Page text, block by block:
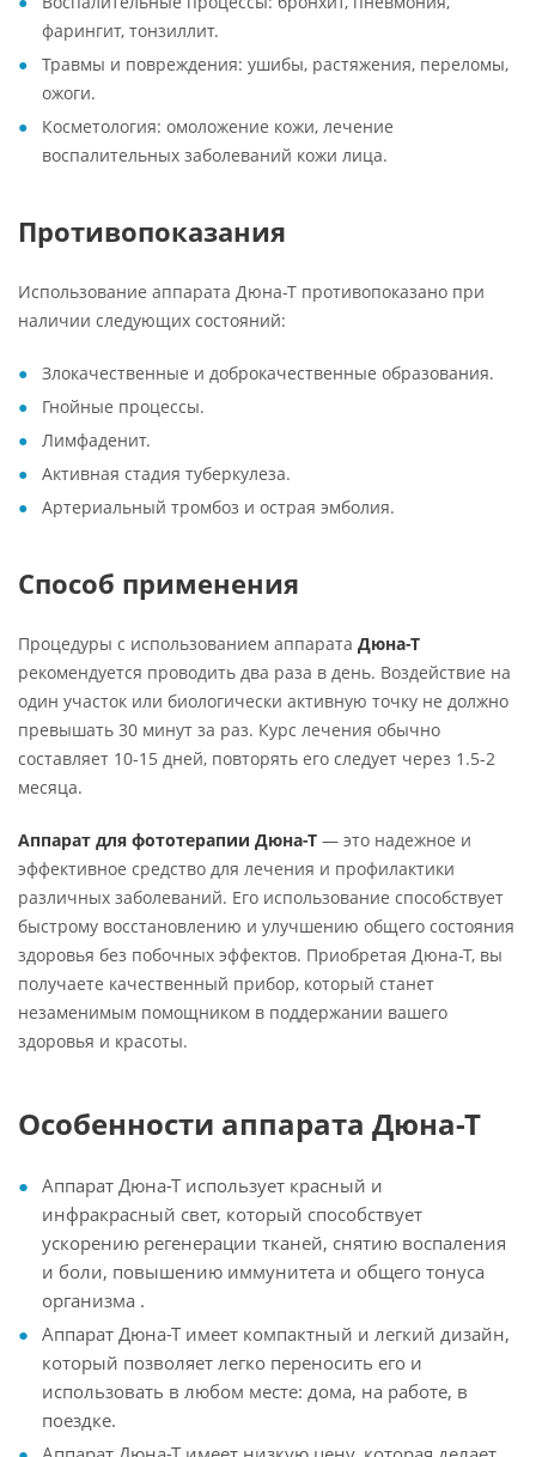
фарингит, тонзиллит.
Травмы и повреждения: ушибы, растяжения, переломы,
ожоги.
Косметология: омоложение кожи, лечение
воспалительных заболеваний кожи лица.
Противопоказания
Использование аппарата Дюна-Т противопоказано при
наличии следующих состояний:
Злокачественные и доброкачественные образования.
Гнойные процессы.
Лимфаденит.
Активная стадия туберкулеза.
Артериальный тромбоз и острая эмболия.
Способ применения
Процедуры с использованием аппарата Дюна-Т
рекомендуется проводить два раза в день. Воздействие на
один участок или биологически активную точку не должно
превышать 30 минут за раз. Курс лечения обычно
составляет 10-15 дней, повторять его следует через 1.5-2
месяца.
Аппарат для фототерапии Дюна-Т — это надежное и
эффективное средство для лечения и профилактики
различных заболеваний. Его использование способствует
быстрому восстановлению и улучшению общего состояния
здоровья без побочных эффектов. Приобретая Дюна-Т, вы
получаете качественный прибор, который станет
незаменимым помощником в поддержании вашего
здоровья и красоты.
Особенности аппарата Дюна-Т
Аппарат Дюна-Т использует красный и
инфракрасный свет, который способствует
ускорению регенерации тканей, снятию воспаления
и боли, повышению иммунитета и общего тонуса
организма .
Аппарат Дюна-Т имеет компактный и легкий дизайн,
который позволяет легко переносить его и
использовать в любом месте: дома, на работе, в
поездке.